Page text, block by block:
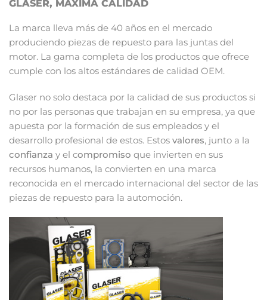
GLASER, MÁXIMA CALIDAD
La marca lleva más de 40 años en el mercado
produciendo piezas de repuesto para las juntas del
motor. La gama completa de los productos que ofrece
cumple con los altos estándares de calidad OEM.
Glaser no solo destaca por la calidad de sus productos si
no por las personas que trabajan en su empresa, ya que
apuesta por la formación de sus empleados y el
desarrollo profesional de estos. Estos valores, junto a la
confianza y el compromiso que invierten en sus
recursos humanos, la convierten en una marca
reconocida en el mercado internacional del sector de las
piezas de repuesto para la automoción.